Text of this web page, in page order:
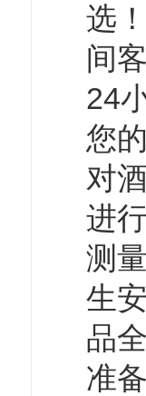
选
间
24
您
对
进
测
生
品
准